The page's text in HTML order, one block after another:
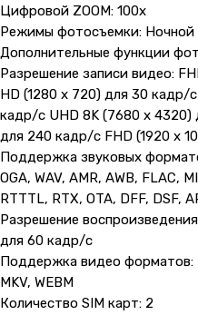
Цифровой ZOOM: 100x
Режимы фотосъемки:
Дополнительные функции
Разрешение записи видео:
HD (1280 x 720) для 30 кадр/
кадр/с UHD 8K (7680 x 4320)
для 240 кадр/с FHD (1920 x
Поддержка звуковых
OGA, WAV, AMR, AWB, FLAC,
RTTTL, RTX, OTA, DFF, DSF,
Разрешение
для 60 кадр/с
Поддержка видео форматов:
MKV, WEBM
Количество SIM карт: 2